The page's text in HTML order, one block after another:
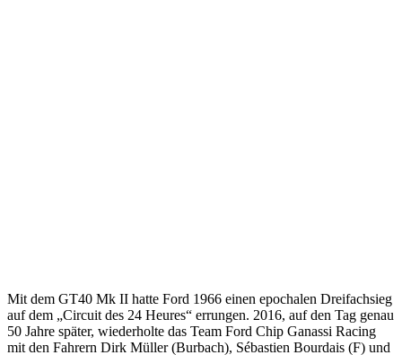
Mit dem GT40 Mk II hatte Ford 1966 einen epochalen Dreifachsieg
auf dem „Circuit des 24 Heures“ errungen. 2016, auf den Tag genau
50 Jahre später, wiederholte das Team Ford Chip Ganassi Racing
mit den Fahrern Dirk Müller (Burbach), Sébastien Bourdais (F) und